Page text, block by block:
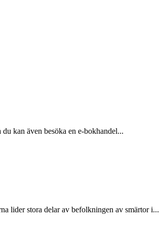
kan även besöka en e-bokhandel...
lider stora delar av befolkningen av smärtor i...